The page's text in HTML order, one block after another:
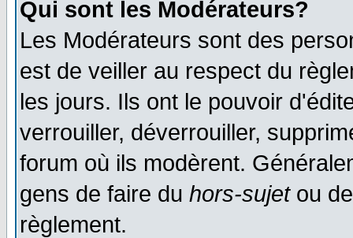
Qui sont les Modérateurs?
Les Modérateurs sont des
est de veiller au respect du
les jours. Ils ont le pouvoir
verrouiller, déverrouiller,
forum où ils modèrent.
gens de faire du hors-sujetou
règlement.